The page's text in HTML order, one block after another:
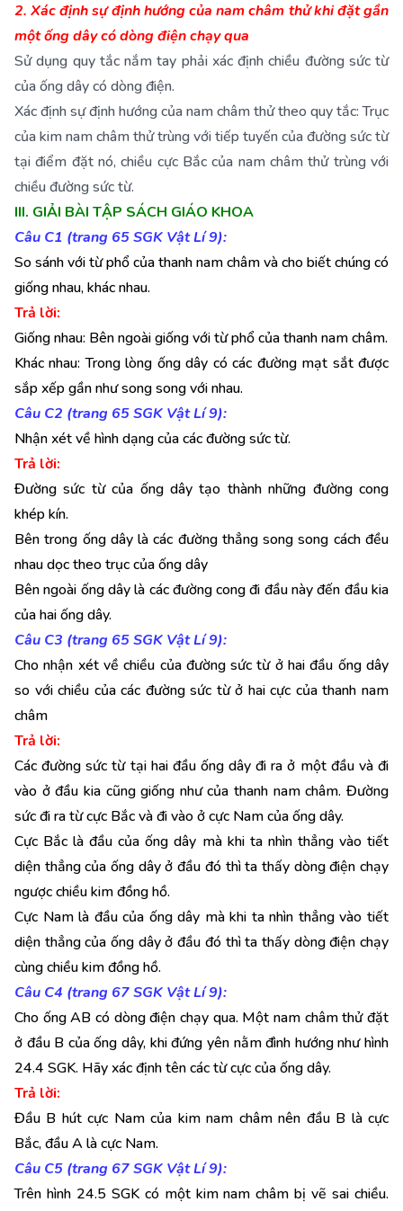
2. Xác định sự định hướng của nam châm thử khi đặt gần
một ống dây có dòng điện chạy qua
Sử dụng quy tắc nắm tay phải xác định chiều đường sức từ
của ống dây có dòng điện.
Xác định sự định hướng của nam châm thử theo quy tắc: Trục
của kim nam châm thử trùng với tiếp tuyến của đường sức từ
tại điểm đặt nó, chiều cực Bắc của nam châm thử trùng với
chiều đường sức từ.
III. GIẢI BÀI TẬP SÁCH GIÁO KHOA
Câu C1 (trang 65 SGK Vật Lí 9):
So sánh với từ phổ của thanh nam châm và cho biết chúng có
giống nhau, khác nhau.
Trả lời:
Giống nhau: Bên ngoài giống với từ phổ của thanh nam châm.
Khác nhau: Trong lòng ống dây có các đường mạt sắt được
sắp xếp gần như song song với nhau.
Câu C2 (trang 65 SGK Vật Lí 9):
Nhận xét về hình dạng của các đường sức từ.
Trả lời:
Đường sức từ của ống dây tạo thành những đường cong
khép kín.
Bên trong ống dây là các đường thẳng song song cách đều
nhau dọc theo trục của ống dây
Bên ngoài ống dây là các đường cong đi đầu này đến đầu kia
của hai ống dây.
Câu C3 (trang 65 SGK Vật Lí 9):
Cho nhận xét về chiều của đường sức từ ở hai đầu ống dây
so với chiều của các đường sức từ ở hai cực của thanh nam
châm
Trả lời:
Các đường sức từ tại hai đầu ống dây đi ra ở một đầu và đi
vào ở đầu kia cũng giống như của thanh nam châm. Đường
sức đi ra từ cực Bắc và đi vào ở cực Nam của ống dây.
Cực Bắc là đầu của ống dây mà khi ta nhìn thẳng vào tiết
diện thẳng của ống dây ở đầu đó thì ta thấy dòng điện chạy
ngược chiều kim đồng hồ.
Cực Nam là đầu của ống dây mà khi ta nhìn thẳng vào tiết
diện thẳng của ống dây ở đầu đó thì ta thấy dòng điện chạy
cùng chiều kim đồng hồ.
Câu C4 (trang 67 SGK Vật Lí 9):
Cho ống AB có dòng điện chạy qua. Một nam châm thử đặt
ở đầu B của ống dây, khi đứng yên nằm đình hướng như hình
24.4 SGK. Hãy xác định tên các từ cực của ống dây.
Trả lời:
Đầu B hút cực Nam của kim nam châm nên đầu B là cực
Bắc, đầu A là cực Nam.
Câu C5 (trang 67 SGK Vật Lí 9):
Trên hình 24.5 SGK có một kim nam châm bị vẽ sai chiều.